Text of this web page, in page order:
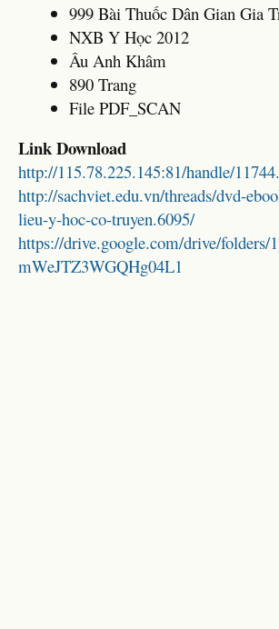
999 Bài Thuốc Dân Gian Gia
NXB Y Học 2012
Âu Anh Khâm
890 Trang
File PDF_SCAN
Link Download
http://115.78.225.145:81/handle/
http://sachviet.edu.vn/threads/dvd-
lieu-y-hoc-co-truyen.6095/
https://drive.google.com/drive/folders/
mWeJTZ3WGQHg04L1